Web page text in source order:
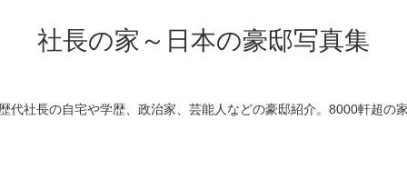
社長の家～日本の豪邸写真集
代社長の自宅や学歴、政治家、芸能人などの豪邸紹介。8000軒超の家